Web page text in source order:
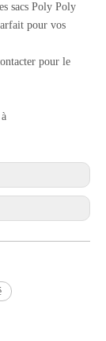
sacs Poly Poly
pour vos
pour le